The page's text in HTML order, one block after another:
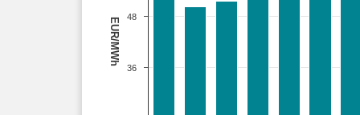
EUR/MWh
36
48